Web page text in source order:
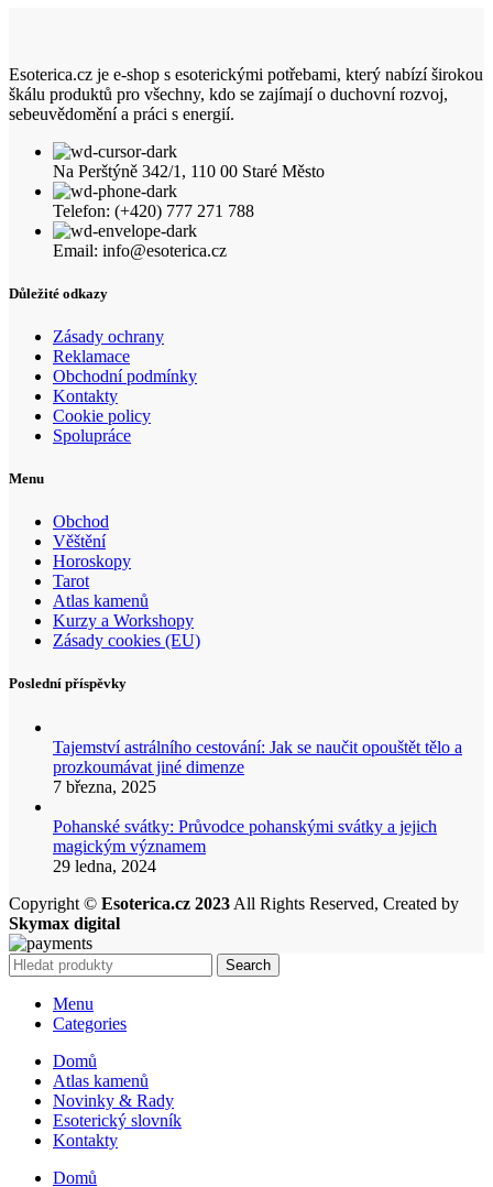
Esoterica.cz je e-shop s esoterickými potřebami, který nabízí širokou
škálu produktů pro všechny, kdo se zajímají o duchovní rozvoj,
sebeuvědomění a práci s energií.
Na Perštýně 342/1, 110 00 Staré Město
Telefon: (+420) 777 271 788
Email: info@esoterica.cz
Důležité odkazy
Zásady ochrany
Reklamace
Obchodní podmínky
Kontakty
Cookie policy
Spolupráce
Menu
Obchod
Věštění
Horoskopy
Tarot
Atlas kamenů
Kurzy a Workshopy
Zásady cookies (EU)
Poslední příspěvky
Tajemství astrálního cestování: Jak se naučit opouštět tělo a
prozkoumávat jiné dimenze
7 března, 2025
Pohanské svátky: Průvodce pohanskými svátky a jejich
magickým významem
29 ledna, 2024
Copyright © Esoterica.cz 2023 All Rights Reserved, Created by
Skymax digital
Search
Menu
Categories
Domů
Atlas kamenů
Novinky & Rady
Esoterický slovník
Kontakty
Domů